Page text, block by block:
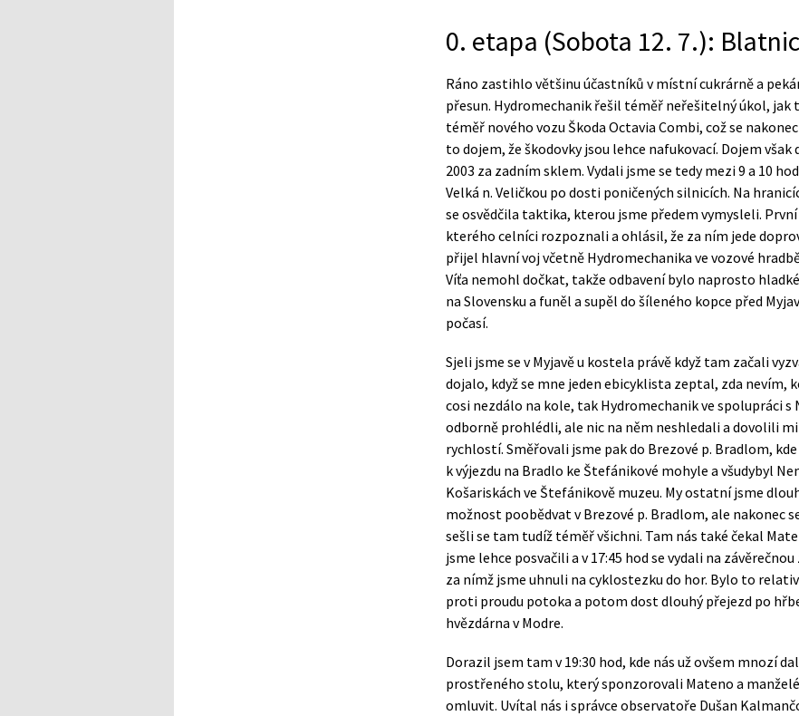
0. etapa (Sobota 12. 7.):
Ráno zastihlo většinu účastníků v místní cukrárně a
přesun. Hydromechanik řešil téměř neřešitelný úkol, jak
téměř nového vozu Škoda Octavia Combi, což se
to dojem, že škodovky jsou lehce nafukovací. Dojem
2003 za zadním sklem. Vydali jsme se tedy mezi 9 a 10
Velká n. Veličkou po dosti poničených silnicích. Na
se osvědčila taktika, kterou jsme předem vymysleli.
kterého celníci rozpoznali a ohlásil, že za ním jede
přijel hlavní voj včetně Hydromechanika ve vozové
Víťa nemohl dočkat, takže odbavení bylo naprosto
na Slovensku a funěl a supěl do šíleného kopce před
počasí.
Sjeli jsme se v Myjavě u kostela právě když tam začali
dojalo, když se mne jeden ebicyklista zeptal, zda nevím,
cosi nezdálo na kole, tak Hydromechanik ve spolupráci s
odborně prohlédli, ale nic na něm neshledali a dovolili
rychlostí. Směřovali jsme pak do Brezové p. Bradlom,
k výjezdu na Bradlo ke Štefánikové mohyle a všudybyl
Košariskách ve Štefánikově muzeu. My ostatní jsme
možnost poobědvat v Brezové p. Bradlom, ale nakonec
sešli se tam tudíž téměř všichni. Tam nás také čekal
jsme lehce posvačili a v 17:45 hod se vydali na
za nímž jsme uhnuli na cyklostezku do hor. Bylo to
proti proudu potoka a potom dost dlouhý přejezd po
hvězdárna v Modre.
Dorazil jsem tam v 19:30 hod, kde nás už ovšem mnozí
prostřeného stolu, který sponzorovali Mateno a
omluvit. Uvítal nás i správce observatoře Dušan